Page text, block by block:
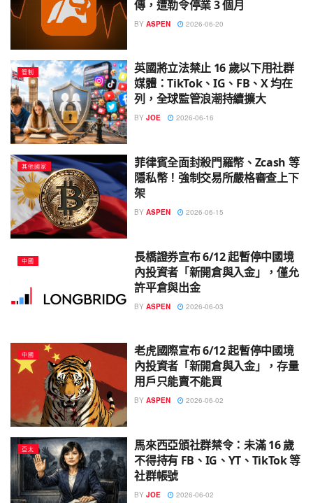
傳，遭勒令停業 3 個月
BY ASPEN 2026-06-20
管制
英國將立法禁止 16 歲以下用社群
媒體：TikTok、IG、FB、X 均在
列，全球監管浪潮持續擴大
BY JOE 2026-06-16
其他國家
菲律賓全面封殺門羅幣、Zcash 等
隱私幣！強制交易所嚴格審查上下
架
BY ASPEN 2026-06-15
中國
長橋證券宣布 6/12 起暫停中國境
內投資者「新開倉與入金」，僅允
許平倉與出金
BY ASPEN 2026-06-03
中國
老虎國際宣布 6/12 起暫停中國境
內投資者「新開倉與入金」，存量
用戶只能賣不能買
BY ASPEN 2026-06-02
亞太
馬來西亞頒社群禁令：未滿 16 歲
不得持有 FB、IG、YT、TikTok 等
社群帳號
BY JOE 2026-06-02